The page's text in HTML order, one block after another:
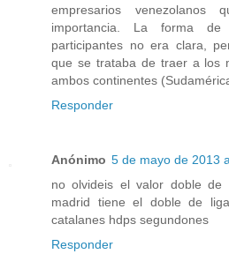
empresarios
importancia. La forma
participantes no era clara,
que se trataba de traer a los
ambos continentes
Responder
Anónimo 5 de mayo de 2013
no olvideis el valor doble
madrid tiene el doble de
catalanes hdps segundones
Responder